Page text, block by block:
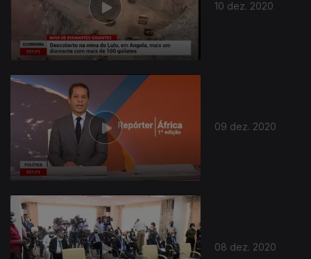
10 dez. 2020
09 dez. 2020
08 dez. 2020